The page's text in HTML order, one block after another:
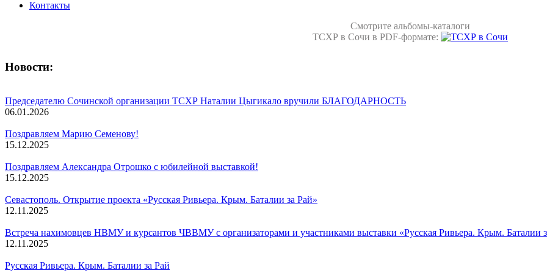
Контакты
Смотрите альбомы-каталоги
ТСХР в Сочи в PDF-формате:
Новости:
Председателю Сочинской организации ТСХР Наталии Цыгикало вручили БЛАГОДАРНОСТЬ
06.01.2026
Поздравляем Марию Семенову!
15.12.2025
Поздравляем Александра Отрошко с юбилейной выставкой!
15.12.2025
Севастополь. Открытие проекта «Русская Ривьера. Крым. Баталии за Рай»
12.11.2025
Встреча нахимовцев НВМУ и курсантов ЧВВМУ с организаторами и участниками выставки «Русская Ривьера. Крым. Баталии
12.11.2025
Русская Ривьера. Крым. Баталии за Рай